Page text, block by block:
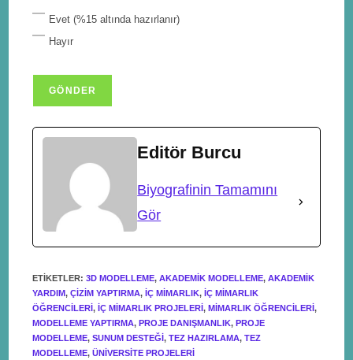
Evet (%15 altında hazırlanır)
Hayır
Editör Burcu
Biyografinin Tamamını
Gör
ETIKETLER:3D MODELLEME, AKADEMIK MODELLEME, AKADEMIK
YARDIM, ÇIZIM YAPTIRMA, IÇ MIMARLIK, IÇ MIMARLIK
ÖĞRENCILERI, IÇ MIMARLIK PROJELERI, MIMARLIK ÖĞRENCILERI,
MODELLEME YAPTIRMA, PROJE DANIŞMANLIK, PROJE
MODELLEME, SUNUM DESTEĞI, TEZ HAZIRLAMA, TEZ
MODELLEME, ÜNIVERSITE PROJELERI